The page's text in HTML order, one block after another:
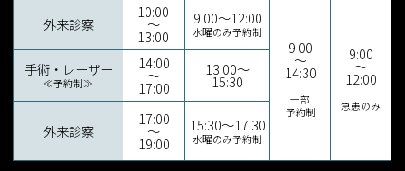
外来診察
10:00
～
13:00
9:00～12:00
水曜のみ予約制
9:00
～
14:30
一部
予約制
9:00
～
12:00
急患のみ
手術・レーザー
≪予約制≫
14:00
～
17:00
13:00～
15:30
外来診察
17:00
～
19:00
15:30～17:30
水曜のみ予約制